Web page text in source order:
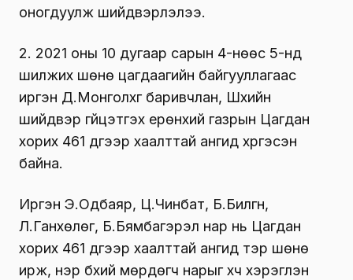
оногдуулж шийдвэрлэлээ.
2. 2021 оны 10 дугаар сарын 4-нөөс 5-нд
шилжих шөнө цагдаагийн байгууллагаас
иргэн Д.Монголхүүг баривчлан, Шүүхийн
шийдвэр гүйцэтгэх ерөнхий газрын Цагдан
хорих 461 дүгээр хаалттай ангид хүргэсэн
байна.
Иргэн Э.Одбаяр, Ц.Чинбат, Б.Билгүүн,
Л.Ганхөлөг, Б.Бямбагэрэл нар нь Цагдан
хорих 461 дүгээр хаалттай ангид тэр шөнө
ирж, нэр бүхий мөрдөгч нарыг хүч хэрэглэн